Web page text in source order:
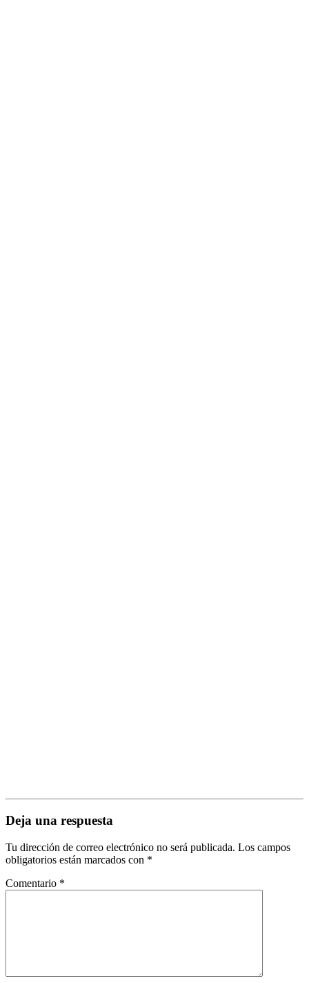
Deja una respuesta
Tu dirección de correo electrónico no será publicada. Los campos
obligatorios están marcados con *
Comentario *